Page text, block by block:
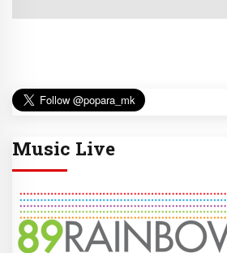
Music Live